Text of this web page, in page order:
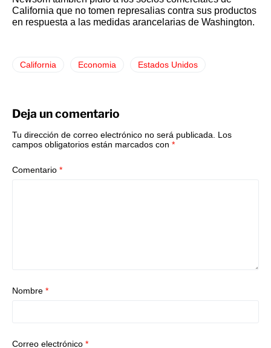
California que no tomen represalias contra sus productos
en respuesta a las medidas arancelarias de Washington.
California Economia Estados Unidos
Deja un comentario
Tu dirección de correo electrónico no será publicada.
Los
campos obligatorios están marcados con *
Comentario *
Nombre *
Correo electrónico *